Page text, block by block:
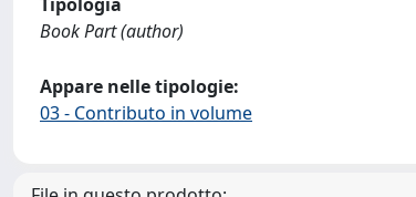
Book Part (author)
Appare nelle tipologie:
03 - Contributo in volume